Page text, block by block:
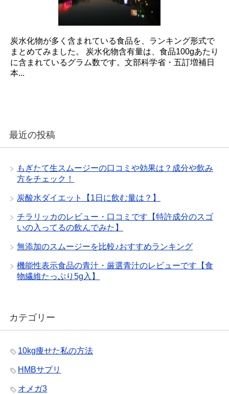
炭水化物が多く含まれている食品を、ランキング形式で
まとめてみました。 炭水化物含有量は、食品100gあたり
に含まれているグラム数です。文部科学省・五訂増補日
本...
最近の投稿
もぎたて生スムージーの口コミや効果は？成分や飲み
方をチェック！
炭酸水ダイエット【1日に飲む量は？】
チラリッカのレビュー・口コミです【特許成分のスゴ
いの入ってるの飲んでみた】
無添加のスムージーを比較♪おすすめランキング
機能性表示食品の青汁・厳選青汁のレビューです【食
物繊維たっぷり5g入】
カテゴリー
10kg痩せた私の方法
HMBサプリ
オメガ3